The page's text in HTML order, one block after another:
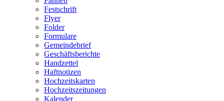
Festschrift
Flyer
Folder
Formulare
Gemeindebrief
Geschäftsberichte
Handzettel
Haftnotizen
Hochzeitskarten
Hochzeitszeitungen
Kalender